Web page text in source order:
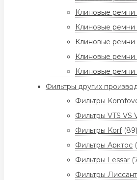
Клиновые ремни
Клиновые ремни
Клиновые ремни
Клиновые ремни
Клиновые ремни
Фильтры других
Фильтры
Фильтры VTS VS
Фильтры Korf (89)
Фильтры Арктос
Фильтры Lessar
Фильтры Лиссант